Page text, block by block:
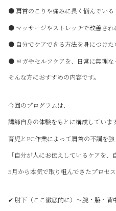
● 肩首のこりや痛みに長く悩んでいる
● マッサージやストレッチで改善され
● 自分でケアできる方法を身につけた
● ヨガやセルフケアを、日常に無理な
そんな方におすすめの内容です。
今回のプログラムは、
講師自身の体験をもとに構成しています
育児とPC作業によって肩首の不調を強
「自分が人にお伝えしているケアを
5月から本気で取り組んできたプロセス
✔ 肘下（ここ徹底的に）〜腕・脇・背